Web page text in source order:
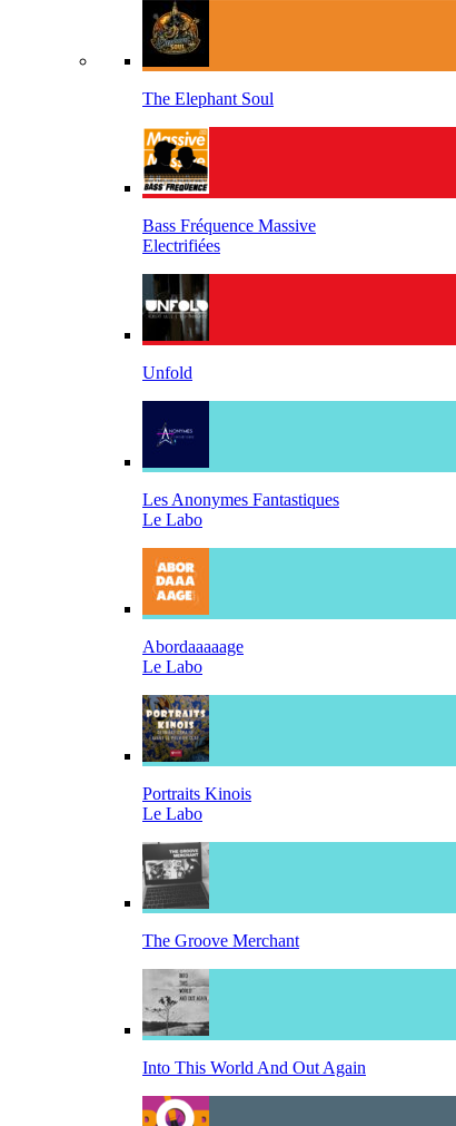
The Elephant Soul
Bass Fréquence Massive
Electrifiées
Unfold
Les Anonymes Fantastiques
Le Labo
Abordaaaaage
Le Labo
Portraits Kinois
Le Labo
The Groove Merchant
Into This World And Out Again